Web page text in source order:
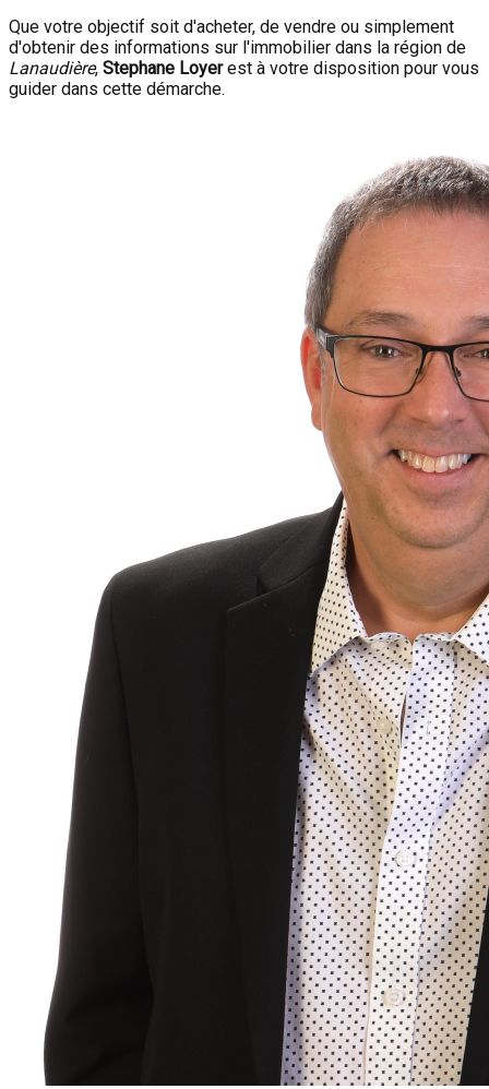
Que votre objectif soit d'acheter, de vendre ou simplement
d'obtenir des informations sur l'immobilier dans la région de
Lanaudière, Stephane Loyerest à votre disposition pour vous
guider dans cette démarche.